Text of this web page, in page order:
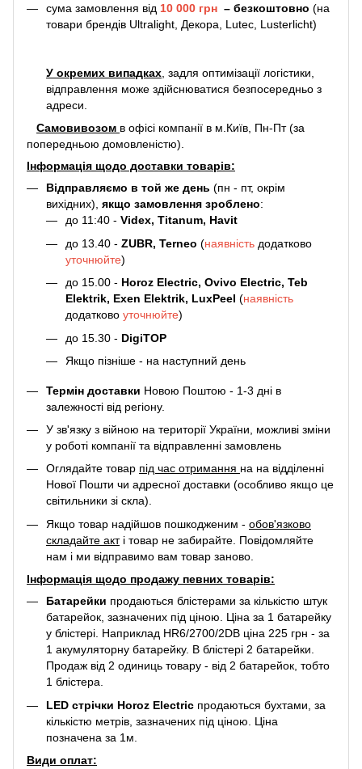
сума замовлення від 10 000 грн – безкоштовно (на
товари брендів Ultralight, Декора, Lutec, Lusterlicht)
У окремих випадках , задля оптимізації логістики,
відправлення може здійснюватися безпосередньо з
адреси.
Самовивозом в офісі компанії в м.Київ, Пн-Пт (за
попередньою домовленістю).
Інформація щодо доставки товарів:
Відправляємо в той же день (пн - пт, окрім
вихідних), якщо замовлення зроблено:
до 11:40 - Videx, Titanum, Havit
до 13.40 - ZUBR, Terneo (наявність додатково
уточнюйте)
до 15.00 - Horoz Electric, Ovivo Electric, Teb
Elektrik, Exen Elektrik, LuxPeel (наявність
додатково уточнюйте)
до 15.30 - DigiTOP
Якщо пізніше - на наступний день
Термін доставки Новою Поштою - 1-3 дні в
залежності від регіону.
У зв'язку з війною на території України, можливі зміни
у роботі компанії та відправленні замовлень
Оглядайте товар під час отримання на на відділенні
Нової Пошти чи адресної доставки (особливо якщо це
світильники зі скла).
Якщо товар надійшов пошкодженим - обов'язково
складайте акт і товар не забирайте. Повідомляйте
нам і ми відправимо вам товар заново.
Інформація щодо продажу певних товарів:
Батарейки продаються блістерами за кількістю штук
батарейок, зазначених під ціною. Ціна за 1 батарейку
у блістері. Наприклад HR6/2700/2DB ціна 225 грн - за
1 акумуляторну батарейку. В блістері 2 батарейки.
Продаж від 2 одиниць товару - від 2 батарейок, тобто
1 блістера.
LED стрічки Horoz Electric продаються бухтами, за
кількістю метрів, зазначених під ціною. Ціна
позначена за 1м.
Види оплат: